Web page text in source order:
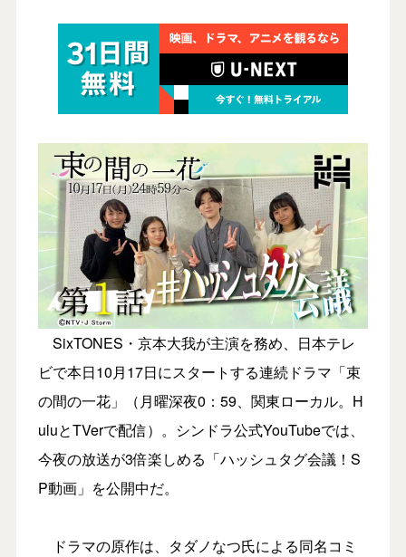
SixTONES・京本大我が主演を務め、日本テレ
ビで本日10月17日にスタートする連続ドラマ「束
の間の一花」（月曜深夜0：59、関東ローカル。H
uluとTVerで配信）。シンドラ公式YouTubeでは、
今夜の放送が3倍楽しめる「ハッシュタグ会議！S
P動画」を公開中だ。
ドラマの原作は、タダノなつ氏による同名コミ